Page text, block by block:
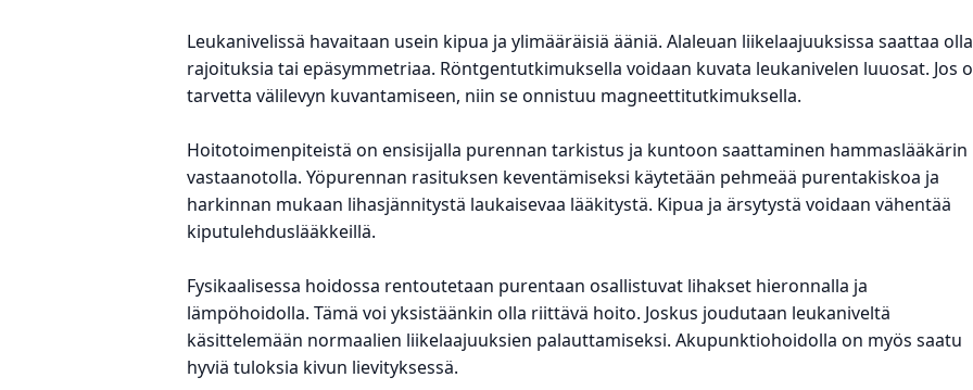
Leukanivelissä havaitaan usein kipua ja ylimääräisiä ääniä. Alaleuan liikelaajuuksissa saattaa olla
rajoituksia tai epäsymmetriaa. Röntgentutkimuksella voidaan kuvata leukanivelen luuosat. Jos
tarvetta välilevyn kuvantamiseen, niin se onnistuu magneettitutkimuksella.
Hoitotoimenpiteistä on ensisijalla purennan tarkistus ja kuntoon saattaminen hammaslääkärin
vastaanotolla. Yöpurennan rasituksen keventämiseksi käytetään pehmeää purentakiskoa ja
harkinnan mukaan lihasjännitystä laukaisevaa lääkitystä. Kipua ja ärsytystä voidaan vähentää
kiputulehduslääkkeillä.
Fysikaalisessa hoidossa rentoutetaan purentaan osallistuvat lihakset hieronnalla ja
lämpöhoidolla. Tämä voi yksistäänkin olla riittävä hoito. Joskus joudutaan leukaniveltä
käsittelemään normaalien liikelaajuuksien palauttamiseksi. Akupunktiohoidolla on myös saatu
hyviä tuloksia kivun lievityksessä.